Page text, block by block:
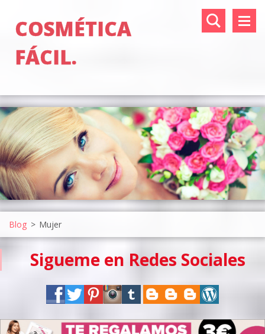
COSMÉTICA
FÁCIL.
Blog > Mujer
Sigueme en Redes Sociales